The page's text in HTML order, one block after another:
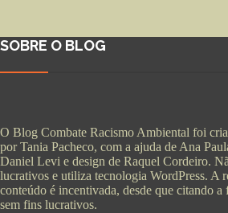
SOBRE O BLOG
O Blog Combate Racismo Ambiental foi
por Tania Pacheco, com a ajuda de Ana
Daniel Levi e design de Raquel Cordeiro.
lucrativos e utiliza tecnologia WordPress. A
conteúdo é incentivada, desde que citando a
sem fins lucrativos.